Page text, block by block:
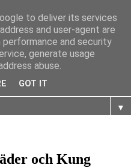
▼
och Kung
to deliver its services
and user-agent are
and security
generate usage
abuse.
GOT IT